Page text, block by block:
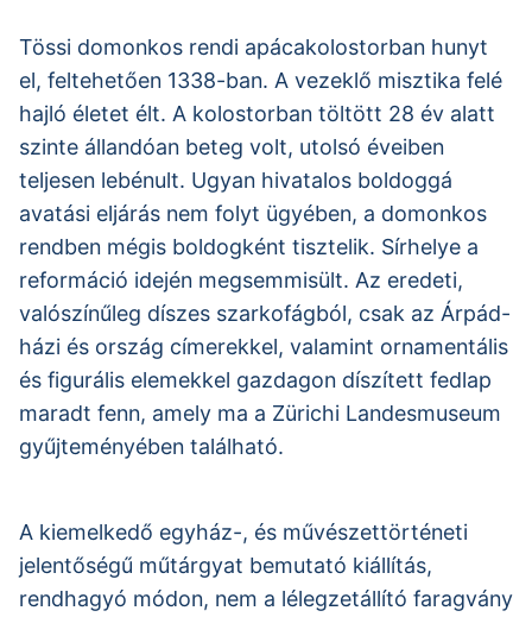
Tössi domonkos rendi apácakolostorban hunyt
el, feltehetően 1338-ban. A vezeklő misztika felé
hajló életet élt. A kolostorban töltött 28 év alatt
szinte állandóan beteg volt, utolsó éveiben
teljesen lebénult. Ugyan hivatalos boldoggá
avatási eljárás nem folyt ügyében, a domonkos
rendben mégis boldogként tisztelik. Sírhelye a
reformáció idején megsemmisült. Az eredeti,
valószínűleg díszes szarkofágból, csak az Árpád-
házi és ország címerekkel, valamint ornamentális
és figurális elemekkel gazdagon díszített fedlap
maradt fenn, amely ma a Zürichi Landesmuseum
gyűjteményében található.
A kiemelkedő egyház-, és művészettörténeti
jelentőségű műtárgyat bemutató kiállítás,
rendhagyó módon, nem a lélegzetállító faragvány